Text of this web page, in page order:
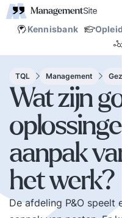
Kennisbank
TQL Management
Wat zijn
aanpak
het werk?
De afdeling P&O speelt